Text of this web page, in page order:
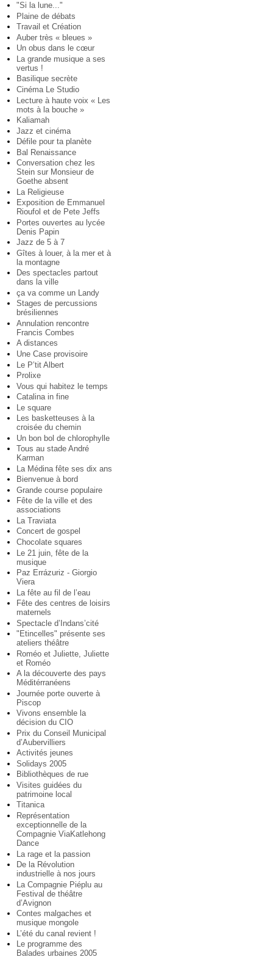
"Si la lune..."
Plaine de débats
Travail et Création
Auber très « bleues »
Un obus dans le cœur
La grande musique a ses
vertus !
Basilique secrète
Cinéma Le Studio
Lecture à haute voix « Les
mots à la bouche »
Kaliamah
Jazz et cinéma
Défile pour ta planète
Bal Renaissance
Conversation chez les
Stein sur Monsieur de
Goethe absent
La Religieuse
Exposition de Emmanuel
Rioufol et de Pete Jeffs
Portes ouvertes au lycée
Denis Papin
Jazz de 5 à 7
Gîtes à louer, à la mer et à
la montagne
Des spectacles partout
dans la ville
ça va comme un Landy
Stages de percussions
brésiliennes
Annulation rencontre
Francis Combes
A distances
Une Case provisoire
Le P’tit Albert
Prolixe
Vous qui habitez le temps
Catalina in fine
Le square
Les basketteuses à la
croisée du chemin
Un bon bol de chlorophylle
Tous au stade André
Karman
La Médina fête ses dix ans
Bienvenue à bord
Grande course populaire
Fête de la ville et des
associations
La Traviata
Concert de gospel
Chocolate squares
Le 21 juin, fête de la
musique
Paz Errázuriz - Giorgio
Viera
La fête au fil de l’eau
Fête des centres de loisirs
maternels
Spectacle d’Indans’cité
"Etincelles" présente ses
ateliers théâtre
Roméo et Juliette, Juliette
et Roméo
A la découverte des pays
Méditérranéens
Journée porte ouverte à
Piscop
Vivons ensemble la
décision du CIO
Prix du Conseil Municipal
d’Aubervilliers
Activités jeunes
Solidays 2005
Bibliothèques de rue
Visites guidées du
patrimoine local
Titanica
Représentation
exceptionnelle de la
Compagnie ViaKatlehong
Dance
La rage et la passion
De la Révolution
industrielle à nos jours
La Compagnie Piéplu au
Festival de théâtre
d’Avignon
Contes malgaches et
musique mongole
L’été du canal revient !
Le programme des
Balades urbaines 2005